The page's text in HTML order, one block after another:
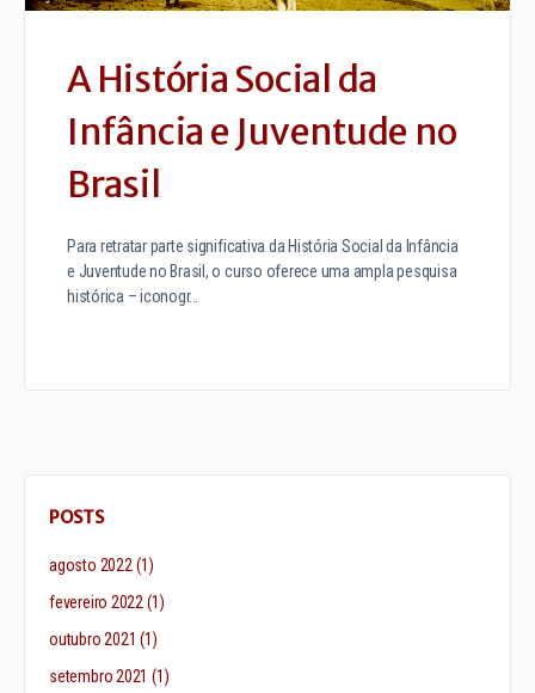
A História Social da
Infância e Juventude no
Brasil
Para retratar parte significativa da História Social da Infância
e Juventude no Brasil, o curso oferece uma ampla pesquisa
histórica – iconogr…
POSTS
agosto 2022 (1)
fevereiro 2022 (1)
outubro 2021 (1)
setembro 2021 (1)